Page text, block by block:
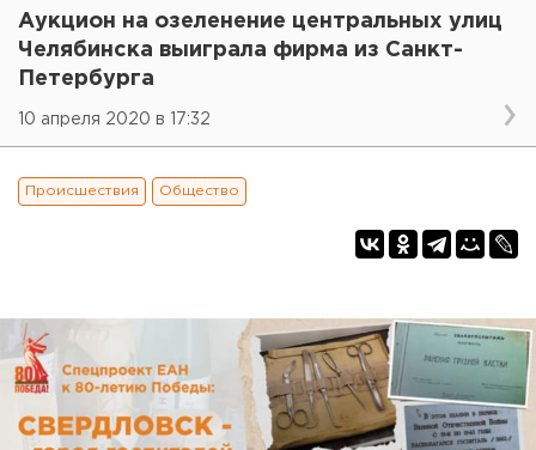
Аукцион на озеленение центральных улиц
Челябинска выиграла фирма из Санкт-
Петербурга
10 апреля 2020 в 17:32
Происшествия Общество